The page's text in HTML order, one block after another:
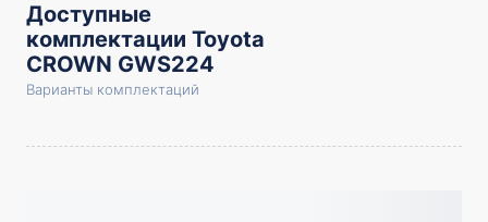
Доступные
комплектации Toyota
CROWN GWS224
Варианты комплектаций